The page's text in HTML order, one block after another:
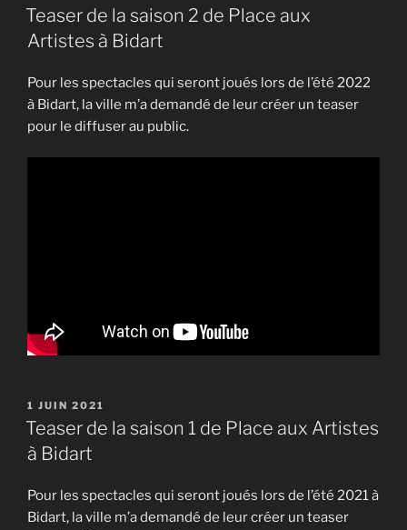
LE
Teaser de la saison 2 de Place aux
Artistes à Bidart
Pour les spectacles qui seront joués lors de l’été 2022
à Bidart, la ville m’a demandé de leur créer un teaser
pour le diffuser au public.
PUBLIÉ
LE
1 JUIN 2021
Teaser de la saison 1 de Place aux Artistes
à Bidart
Pour les spectacles qui seront joués lors de l’été 2021 à
Bidart, la ville m’a demandé de leur créer un teaser